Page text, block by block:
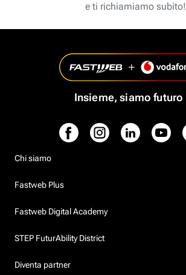
e ti richiamiamo subito!
Insieme, siamo futuro
Chi siamo
Fastweb Plus
Fastweb Digital Academy
STEP FuturAbility District
Diventa partner